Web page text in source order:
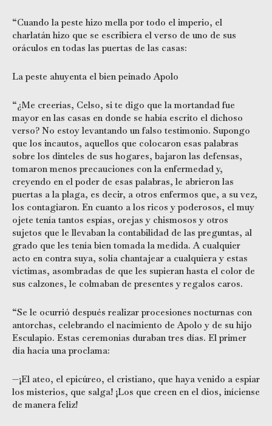
“Cuando la peste hizo mella por todo el imperio, el
charlatán hizo que se escribiera el verso de uno de sus
oráculos en todas las puertas de las casas:
La peste ahuyenta el bien peinado Apolo
“¿Me creerías, Celso, si te digo que la mortandad fue
mayor en las casas en donde se había escrito el dichoso
verso? No estoy levantando un falso testimonio. Supongo
que los incautos, aquellos que colocaron esas palabras
sobre los dinteles de sus hogares, bajaron las defensas,
tomaron menos precauciones con la enfermedad y,
creyendo en el poder de esas palabras, le abrieron las
puertas a la plaga, es decir, a otros enfermos que, a su vez,
los contagiaron. En cuanto a los ricos y poderosos, el muy
ojete tenía tantos espías, orejas y chismosos y otros
sujetos que le llevaban la contabilidad de las preguntas, al
grado que les tenía bien tomada la medida. A cualquier
acto en contra suya, solía chantajear a cualquiera y estas
víctimas, asombradas de que les supieran hasta el color de
sus calzones, le colmaban de presentes y regalos caros.
“Se le ocurrió después realizar procesiones nocturnas con
antorchas, celebrando el nacimiento de Apolo y de su hijo
Esculapio. Estas ceremonias duraban tres días. El primer
día hacía una proclama:
—¡El ateo, el epicúreo, el cristiano, que haya venido a espiar
los misterios, que salga! ¡Los que creen en el dios, iníciense
de manera feliz!